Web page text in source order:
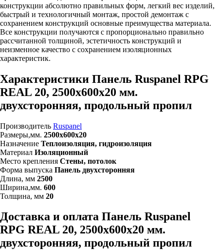
конструкции абсолютно правильных форм, легкий вес изделий,
быстрый и технологичный монтаж, простой демонтаж с
сохранением конструкций основные преимущества материала.
Все конструкции получаются с пропорционально правильно
рассчитанной толщиной, эстетичность конструкций и
неизменное качество с сохранением изоляционных
характеристик.
Характеристики Панель Ruspanel RPG
REAL 20, 2500х600х20 мм.
двухсторонняя, продольный пропил
Производитель Ruspanel
Размеры,мм. 2500х600х20
Назначение Теплоизоляция, гидроизоляция
Материал Изоляционный
Место крепления Стены, потолок
Форма выпуска Панель двухсторонняя
Длина, мм 2500
Ширина,мм. 600
Толщина, мм 20
Доставка и оплата Панель Ruspanel
RPG REAL 20, 2500х600х20 мм.
двухсторонняя, продольный пропил